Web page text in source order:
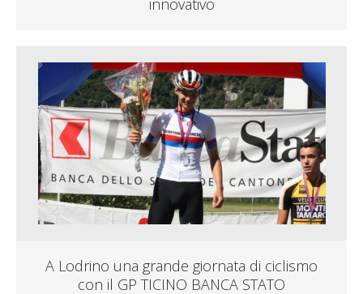
innovativo
A Lodrino una grande giornata di ciclismo
con il GP TICINO BANCA STATO